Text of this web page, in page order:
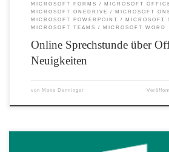
MICROSOFT FORMS
MICROSOFT
MICROSOFT ONEDRIVE
MICROSOFT
MICROSOFT POWERPOINT
MICROSOFT
MICROSOFT TEAMS
MICROSOFT WORD
Online Sprechstunde über
Neuigkeiten
von Mone Denninger